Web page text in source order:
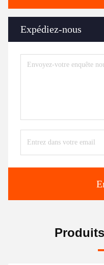
Expédiez-nous